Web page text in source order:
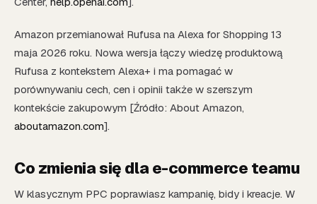
Amazon przemianował Rufusa na Alexa for Shopping 13
maja 2026 roku. Nowa wersja łączy wiedzę produktową
Rufusa z kontekstem Alexa+ i ma pomagać w
porównywaniu cech, cen i opinii także w szerszym
kontekście zakupowym [Źródło: About Amazon,
aboutamazon.com].
Co zmienia się dla e-commerce teamu
W klasycznym PPC poprawiasz kampanię, bidy i kreacje. W